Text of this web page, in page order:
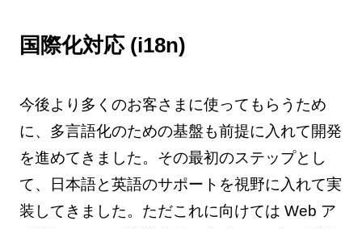
国際化対応 (i18n)
今後より多くのお客さまに使ってもらうため
に、多言語化のための基盤も前提に入れて開発
を進めてきました。その最初のステップとし
て、日本語と英語のサポートを視野に入れて実
装してきました。ただこれに向けては Web ア